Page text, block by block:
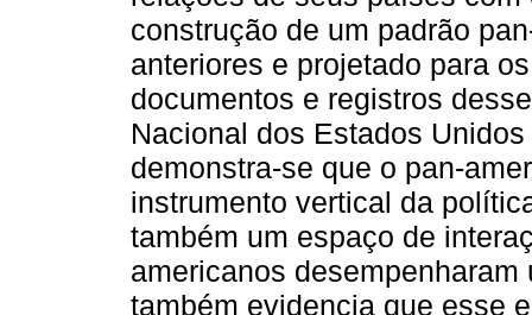
construção de um padrão
anteriores e projetado para
documentos e registros
Nacional dos Estados
demonstra-se que o pan-
instrumento vertical da
também um espaço de
americanos
também evidencia que esse